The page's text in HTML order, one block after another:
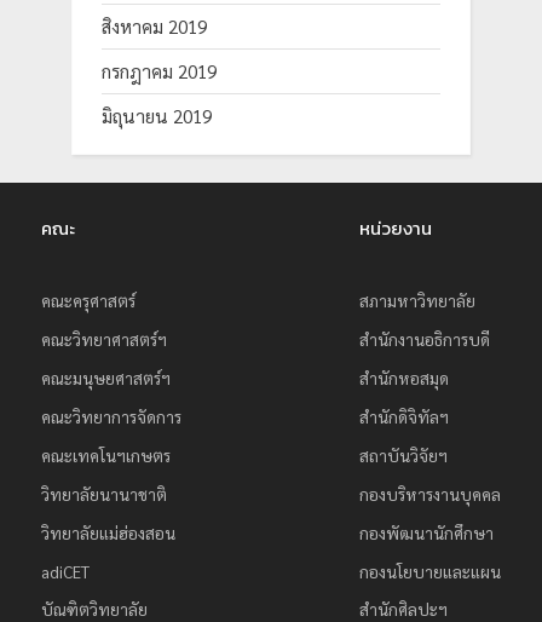
สิงหาคม 2019
กรกฎาคม 2019
มิถุนายน 2019
คณะ
คณะครุศาสตร์
คณะวิทยาศาสตร์ฯ
คณะมนุษยศาสตร์ฯ
คณะวิทยาการจัดการ
คณะเทคโนฯเกษตร
วิทยาลัยนานาชาติ
วิทยาลัยแม่ฮ่องสอน
adiCET
บัณฑิตวิทยาลัย
หน่วยงาน
สภามหาวิทยาลัย
สำนักงานอธิการบดี
สำนักหอสมุด
สำนักดิจิทัลฯ
สถาบันวิจัยฯ
กองบริหารงานบุคคล
กองพัฒนานักศึกษา
กองนโยบายและแผน
สำนักศิลปะฯ